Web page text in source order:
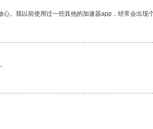
。我以前使用过一些其他的加速器app，经常会出现